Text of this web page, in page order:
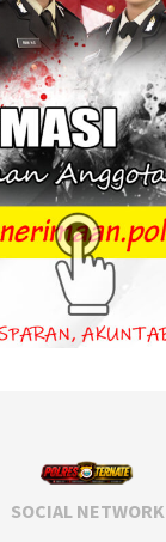
SOCIAL NETWORK